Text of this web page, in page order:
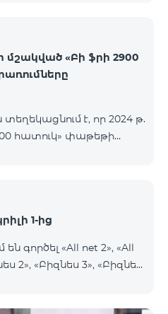
«Բի ֆրի 2900
տեղեկացնում է, որ 2024 թ.
հատուկ» փաթեթի
10 ԳԲ ինտերնետի,
փոխարեն:
ֆրի 2900 հատուկ»
է նաև WhatsApp,
անսա
1-ից
գործել «All net 2», «All
2», «Բիզնես 3», «Բիզնես